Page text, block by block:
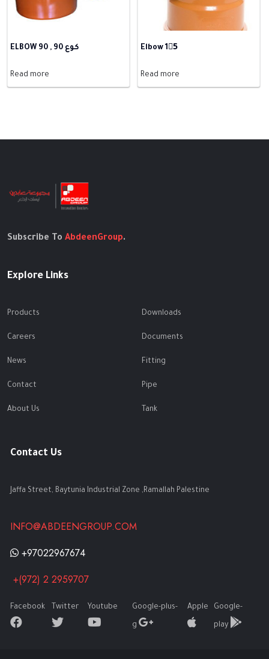
ELBOW 90 , كوع 90
Read more
Elbow 15َ
Read more
Subscribe To AbdeenGroup.
Explore Links
Products
Careers
News
Contact
About Us
Downloads
Documents
Fitting
Pipe
Tank
Contact Us
Jaffa Street, Baytunia Industrial Zone ,Ramallah Palestine
INFO@ABDEENGROUP.COM
+97022967674
+(972) 2 2959707
Facebook Twitter Youtube Google-plus-
g
Apple Google-
play